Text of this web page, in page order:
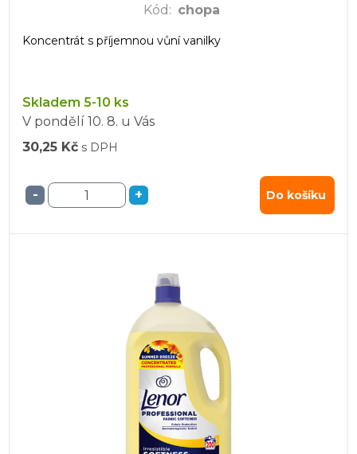
Kód : chopa
Koncentrát s příjemnou vůní vanilky
Skladem 5-10 ks
V pondělí 10. 8. u Vás
30,25 Kč s DPH
- + Do košíku